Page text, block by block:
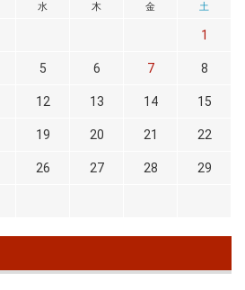
水 木 金 土
1
5 6 7 8
12 13 14 15
19 20 21 22
26 27 28 29